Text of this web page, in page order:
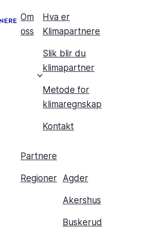
Om
oss
Hva er
Klimapartnere
Slik blir du
klimapartner
Metode for
klimaregnskap
Kontakt
Partnere
Regioner Agder
Akershus
Buskerud